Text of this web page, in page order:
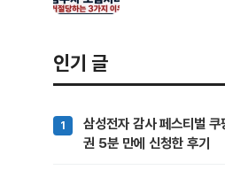
인기 글
삼성전자 감사 페스티벌
권 5분 만에 신청한 후기